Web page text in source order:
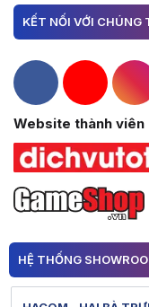
KẾT NỐI VỚI CHÚNG
HacomHacom
Website thành viên
HỆ THỐNG